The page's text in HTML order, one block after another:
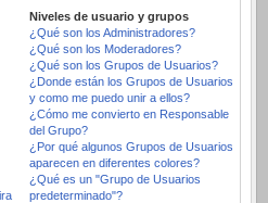
Niveles de usuario y grupos
¿Qué son los Administradores?
¿Qué son los Moderadores?
¿Qué son los Grupos de Usuarios?
¿Donde están los Grupos de Usuarios
y como me puedo unir a ellos?
¿Cómo me convierto en Responsable
del Grupo?
¿Por qué algunos Grupos de Usuarios
aparecen en diferentes colores?
¿Qué es un "Grupo de Usuarios
predeterminado"?